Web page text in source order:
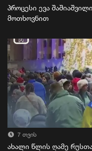
პროცესი ევა
მოთხოვნით
7 თვის
ახალი წლის ღამე